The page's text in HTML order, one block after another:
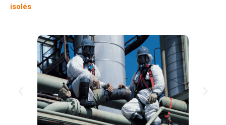
isolés.